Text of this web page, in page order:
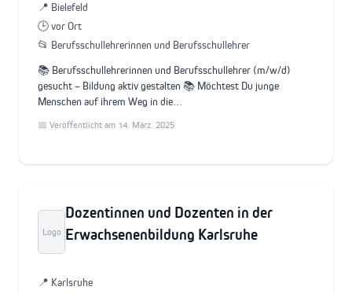
📍 Bielefeld
🕒 vor Ort
📂 Berufsschullehrerinnen und Berufsschullehrer
📚 Berufsschullehrerinnen und Berufsschullehrer (m/w/d)
gesucht – Bildung aktiv gestalten 📚 Möchtest Du junge
Menschen auf ihrem Weg in die…
📅 Veröffentlicht am 14. März. 2025
Logo
Dozentinnen und Dozenten in der
Erwachsenenbildung Karlsruhe
📍 Karlsruhe